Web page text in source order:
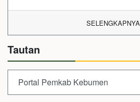
SELENGKAPNYA
Tautan
Portal Pemkab Kebumen